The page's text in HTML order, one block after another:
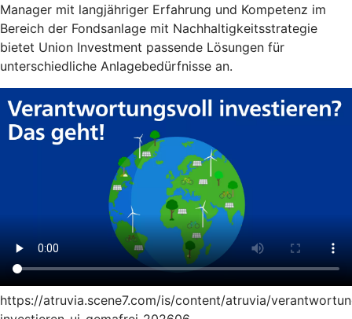
Manager mit langjähriger Erfahrung und Kompetenz im
Bereich der Fondsanlage mit Nachhaltigkeitsstrategie
bietet Union Investment passende Lösungen für
unterschiedliche Anlagebedürfnisse an.
https://atruvia.scene7.com/is/content/atruvia/